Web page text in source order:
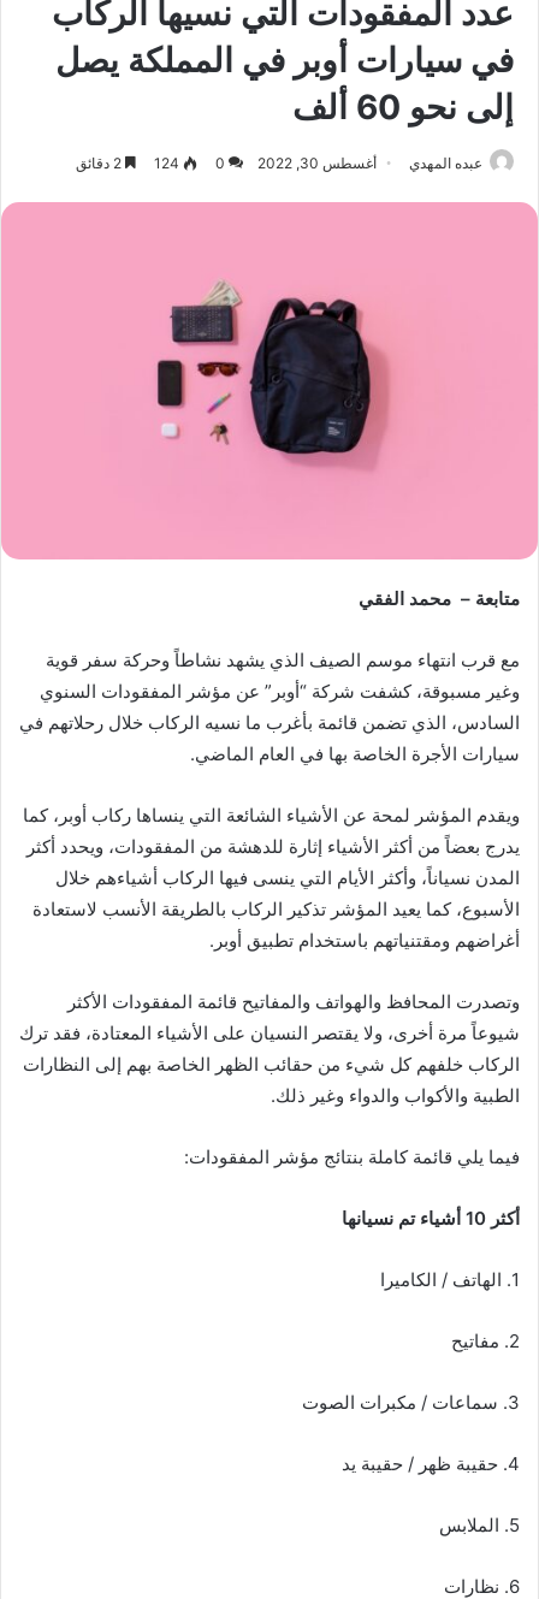
عدد المفقودات التي نسيها الركاب
في سيارات أوبر في المملكة يصل
إلى نحو 60 ألف
عبده المهدي أغسطس 30, 2022 0
124
متابعة – محمد الفقي
مع قرب انتهاء موسم الصيف الذي يشهد نشاطاً وحركة سفر قوية
وغير مسبوقة، كشفت شركة “أوبر” عن مؤشر المفقودات السنوي
السادس، الذي تضمن قائمة بأغرب ما نسيه الركاب خلال رحلاتهم في
سيارات الأجرة الخاصة بها في العام الماضي.
ويقدم المؤشر لمحة عن الأشياء الشائعة التي ينساها ركاب أوبر، كما
يدرج بعضاً من أكثر الأشياء إثارة للدهشة من المفقودات، ويحدد أكثر
المدن نسياناً، وأكثر الأيام التي ينسى فيها الركاب أشياءهم خلال
الأسبوع، كما يعيد المؤشر تذكير الركاب بالطريقة الأنسب لاستعادة
أغراضهم ومقتنياتهم باستخدام تطبيق أوبر.
وتصدرت المحافظ والهواتف والمفاتيح قائمة المفقودات الأكثر
شيوعاً مرة أخرى، ولا يقتصر النسيان على الأشياء المعتادة، فقد ترك
الركاب خلفهم كل شيء من حقائب الظهر الخاصة بهم إلى النظارات
الطبية والأكواب والدواء وغير ذلك.
فيما يلي قائمة كاملة بنتائج مؤشر المفقودات:
أكثر 10 أشياء تم نسيانها
1. الهاتف / الكاميرا
2. مفاتيح
3. سماعات / مكبرات الصوت
4. حقيبة ظهر / حقيبة يد
5. الملابس
6. نظارات